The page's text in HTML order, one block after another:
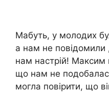
Мабуть, у молодих
а нам не повідомили
нам настрій!
що нам не
могла повірити, що